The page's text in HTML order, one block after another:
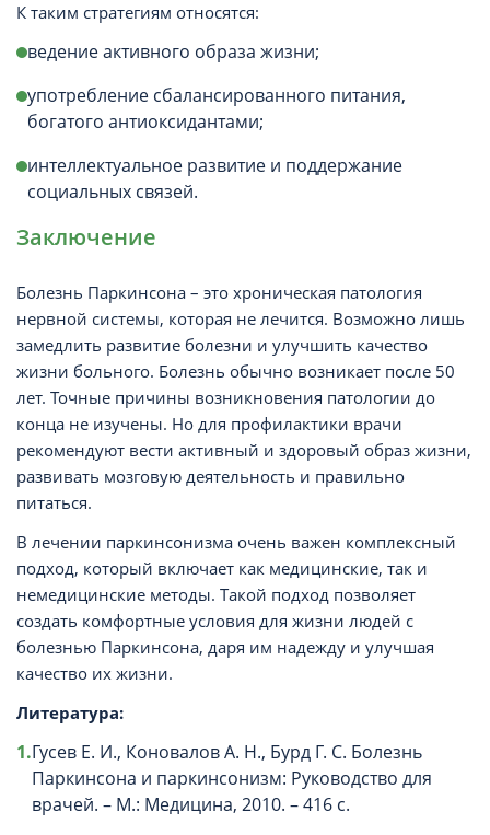
К таким стратегиям относятся:
ведение активного образа жизни;
употребление сбалансированного питания,
богатого антиоксидантами;
интеллектуальное развитие и поддержание
социальных связей.
Заключение
Болезнь Паркинсона – это хроническая патология
нервной системы, которая не лечится. Возможно лишь
замедлить развитие болезни и улучшить качество
жизни больного. Болезнь обычно возникает после 50
лет. Точные причины возникновения патологии до
конца не изучены. Но для профилактики врачи
рекомендуют вести активный и здоровый образ жизни,
развивать мозговую деятельность и правильно
питаться.
В лечении паркинсонизма очень важен комплексный
подход, который включает как медицинские, так и
немедицинские методы. Такой подход позволяет
создать комфортные условия для жизни людей с
болезнью Паркинсона, даря им надежду и улучшая
качество их жизни.
Литература:
Гусев Е. И., Коновалов А. Н., Бурд Г. С. Болезнь
Паркинсона и паркинсонизм: Руководство для
врачей. – М.: Медицина, 2010. – 416 с.